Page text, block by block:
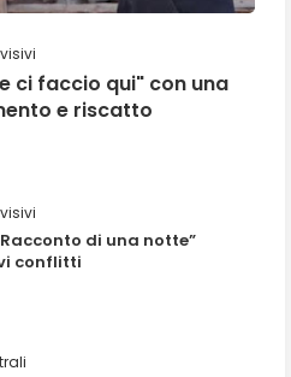
ci faccio qui" con una
e riscatto
di una notte”
conflitti